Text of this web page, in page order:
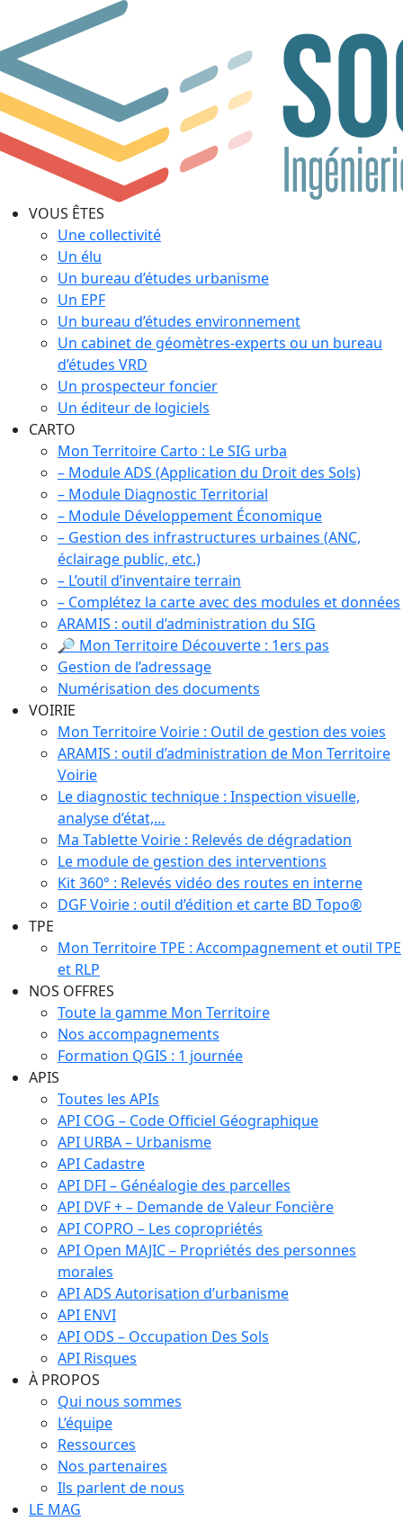
VOUS ÊTES
Une collectivité
Un élu
Un bureau d’études urbanisme
Un EPF
Un bureau d’études environnement
Un cabinet de géomètres-experts ou un bureau
d’études VRD
Un prospecteur foncier
Un éditeur de logiciels
CARTO
Mon Territoire Carto : Le SIG urba
– Module ADS (Application du Droit des Sols)
– Module Diagnostic Territorial
– Module Développement Économique
– Gestion des infrastructures urbaines (ANC,
éclairage public, etc.)
– L’outil d’inventaire terrain
– Complétez la carte avec des modules et données
ARAMIS : outil d’administration du SIG
🔎 Mon Territoire Découverte : 1ers pas
Gestion de l’adressage
Numérisation des documents
VOIRIE
Mon Territoire Voirie : Outil de gestion des voies
ARAMIS : outil d’administration de Mon Territoire
Voirie
Le diagnostic technique : Inspection visuelle,
analyse d’état,…
Ma Tablette Voirie : Relevés de dégradation
Le module de gestion des interventions
Kit 360° : Relevés vidéo des routes en interne
DGF Voirie : outil d’édition et carte BD Topo®
TPE
Mon Territoire TPE : Accompagnement et outil TPE
et RLP
NOS OFFRES
Toute la gamme Mon Territoire
Nos accompagnements
Formation QGIS : 1 journée
APIS
Toutes les APIs
API COG – Code Officiel Géographique
API URBA – Urbanisme
API Cadastre
API DFI – Généalogie des parcelles
API DVF + – Demande de Valeur Foncière
API COPRO – Les copropriétés
API Open MAJIC – Propriétés des personnes
morales
API ADS Autorisation d’urbanisme
API ENVI
API ODS – Occupation Des Sols
API Risques
À PROPOS
Qui nous sommes
L’équipe
Ressources
Nos partenaires
Ils parlent de nous
LE MAG